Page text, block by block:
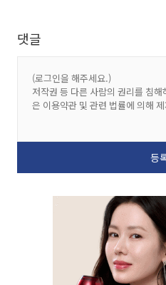
댓글